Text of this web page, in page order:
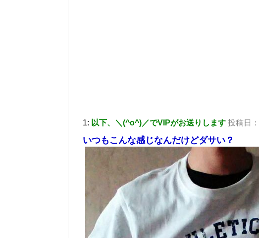
1: 以下、＼(^o^)／でVIPがお送りします 投稿日
いつもこんな感じなんだけどダサい？